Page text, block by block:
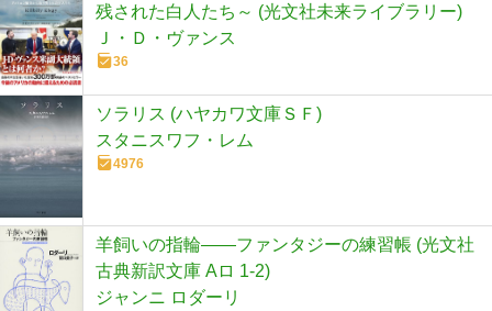
残された白人たち～ (光文社未来ライブラリー)
Ｊ・Ｄ・ヴァンス
36
ソラリス (ハヤカワ文庫ＳＦ)
スタニスワフ・レム
4976
羊飼いの指輪――ファンタジーの練習帳 (光文社
古典新訳文庫 Aロ 1-2)
ジャンニ ロダーリ